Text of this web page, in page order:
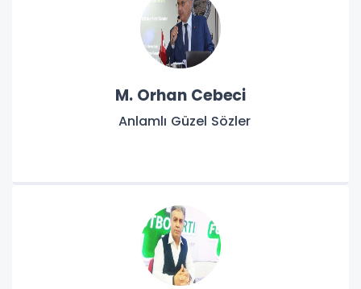
M. Orhan Cebeci
Anlamlı Güzel Sözler